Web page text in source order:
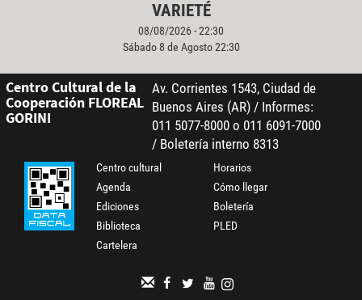
VARIETÉ
08/08/2026 - 22:30
Sábado 8 de Agosto 22:30
Centro Cultural de la
Cooperación FLOREAL
GORINI
Av. Corrientes 1543, Ciudad de
Buenos Aires (AR) / Informes:
011 5077-8000 o 011 6091-7000
/ Boletería interno 8313
Centro cultural
Agenda
Ediciones
Biblioteca
Cartelera
Horarios
Cómo llegar
Boletería
PLED